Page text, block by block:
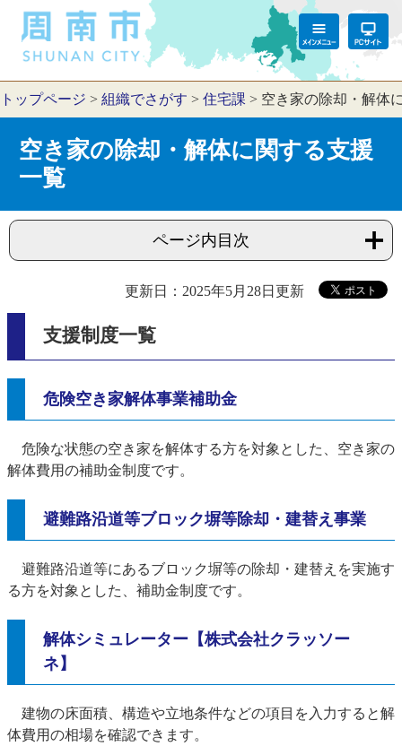
トップページ > 組織でさがす > 住宅課 > 空き家の除却・解体
空き家の除却・解体に関する支援
一覧
ページ内目次
更新日：2025年5月28日更新
支援制度一覧
危険空き家解体事業補助金
危険な状態の空き家を解体する方を対象とした、空き家の
解体費用の補助金制度です。
避難路沿道等ブロック塀等除却・建替え事業
避難路沿道等にあるブロック塀等の除却・建替えを実施す
る方を対象とした、補助金制度です。
解体シミュレーター【株式会社クラッソー
ネ】
建物の床面積、構造や立地条件などの項目を入力すると解
体費用の相場を確認できます。​